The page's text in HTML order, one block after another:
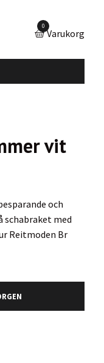
0
Varukorg
vit
och
med
Reitmoden Br